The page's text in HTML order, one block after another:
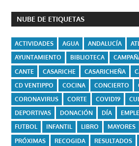
NUBE DE ETIQUETAS
ACTIVIDADES AGUA ANDALUCÍA
AYUNTAMIENTO
BIBLIOTECA
CANTE
CASARICHE CASARICHEÑA
CD VENTIPPO
COCINA CONCIERTO
CORONAVIRUS
CORTE COVID19
DEPORTIVAS
DONACIÓN DÍA
FUTBOL
INFANTIL LIBRO MAYORES
PRÓXIMAS
RECOGIDA RESULTADOS